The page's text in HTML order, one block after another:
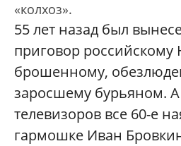
«колхоз».
55 лет назад был
приговор
брошенному,
заросшему бурьяном. А
телевизоров все 60-е
гармошке Иван